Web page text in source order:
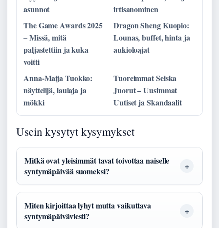
asunnot
irtisanominen
The Game Awards 2025
– Missä, mitä
paljastettiin ja kuka
voitti
Dragon Sheng Kuopio:
Lounas, buffet, hinta ja
aukioloajat
Anna-Maija Tuokko:
näyttelijä, laulaja ja
mökki
Tuoreimmat Seiska
Juorut – Uusimmat
Uutiset ja Skandaalit
Usein kysytyt kysymykset
Mitkä ovat yleisimmät tavat toivottaa naiselle
syntymäpäivää suomeksi?
Miten kirjoittaa lyhyt mutta vaikuttava
syntymäpäiväviesti?